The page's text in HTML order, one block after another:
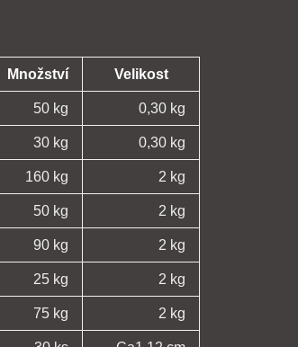
Množství Velikost
50 kg 0,30 kg
30 kg 0,30 kg
160 kg 2 kg
50 kg 2 kg
90 kg 2 kg
25 kg 2 kg
75 kg 2 kg